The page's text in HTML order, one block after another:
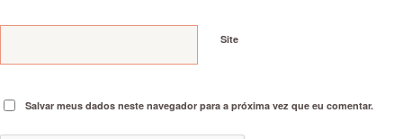
Site
Salvar meus dados neste navegador para a próxima vez que eu comentar.